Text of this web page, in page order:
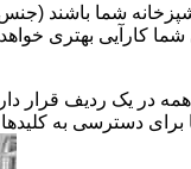
شما باشند
کارآیی بهتری خواهد
یک ردیف قرار
دسترسی به